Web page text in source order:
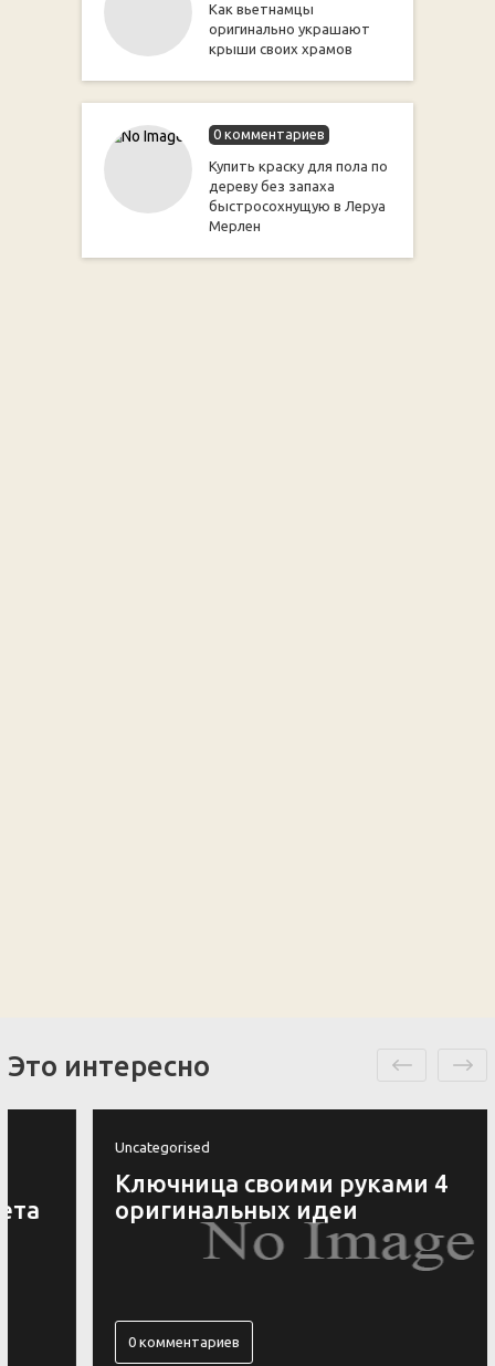
Как вьетнамцы
оригинально украшают
крыши своих храмов
0 комментариев
Купить краску для пола по
дереву без запаха
быстросохнущую в Леруа
Мерлен
Это интересно
Ключница своими руками 4
оригинальных идеи
0 комментариев